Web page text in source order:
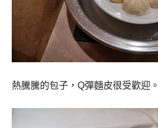
熱騰騰的包子，Q彈麵皮很受歡迎。